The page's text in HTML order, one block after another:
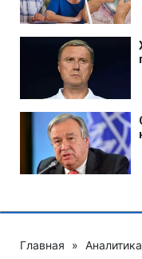
Главная » Аналитика